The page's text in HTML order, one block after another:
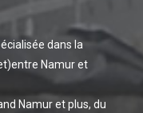
dans la
Namur et
Namur et plus, du